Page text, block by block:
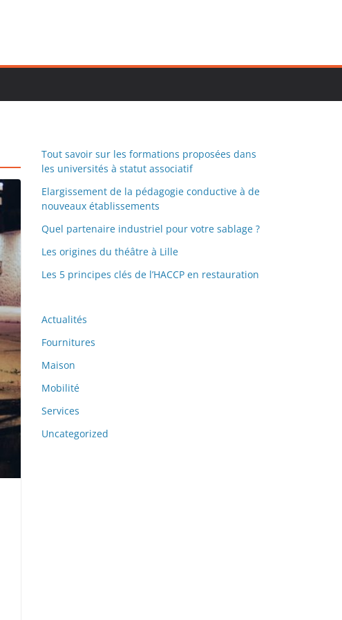
Tout savoir sur les formations proposées dans
les universités à statut associatif
Elargissement de la pédagogie conductive à de
nouveaux établissements
Quel partenaire industriel pour votre sablage ?
Les origines du théâtre à Lille
Les 5 principes clés de l’HACCP en restauration
Actualités
Fournitures
Maison
Mobilité
Services
Uncategorized